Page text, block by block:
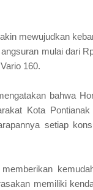
mewujudkan
mulai dari
160.
bahwa
Kota Pontianak
setiap
memiliki